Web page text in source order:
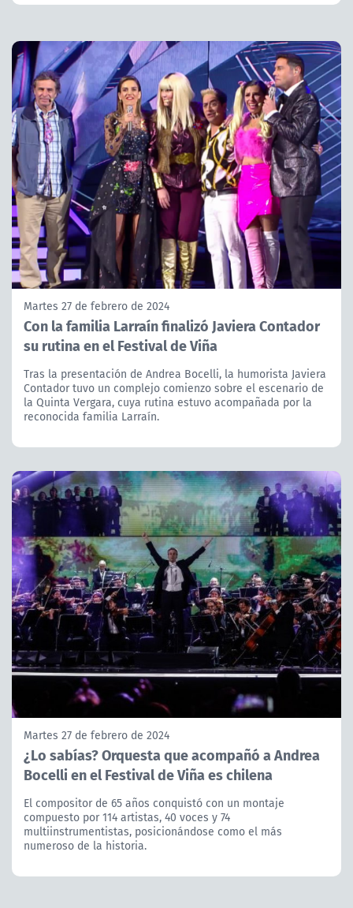
Martes 27 de febrero de 2024
Con la familia Larraín finalizó Javiera Contador
su rutina en el Festival de Viña
Tras la presentación de Andrea Bocelli, la humorista Javiera
Contador tuvo un complejo comienzo sobre el escenario de
la Quinta Vergara, cuya rutina estuvo acompañada por la
reconocida familia Larraín.
Martes 27 de febrero de 2024
¿Lo sabías? Orquesta que acompañó a Andrea
Bocelli en el Festival de Viña es chilena
El compositor de 65 años conquistó con un montaje
compuesto por 114 artistas, 40 voces y 74
multiinstrumentistas, posicionándose como el más
numeroso de la historia.